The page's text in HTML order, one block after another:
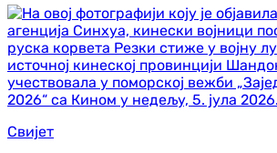
Свијет